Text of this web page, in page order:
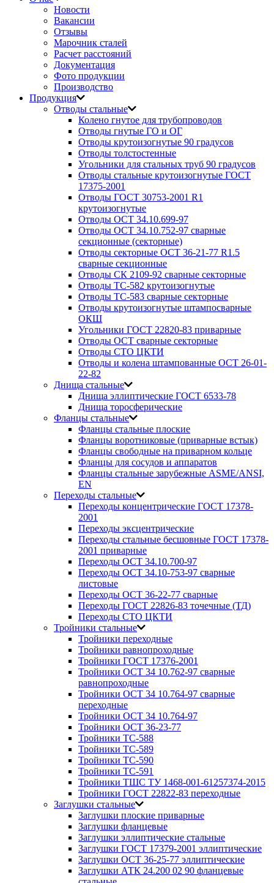
Новости
Вакансии
Отзывы
Марочник сталей
Расчет расстояний
Документация
Фото продукции
Производство
Продукция
Отводы стальные
Колено гнутое для трубопроводов
Отводы гнутые ГО и ОГ
Отводы крутоизогнутые 90 градусов
Отводы толстостенные
Угольники для стальных труб 90 градусов
Отводы стальные крутоизогнутые ГОСТ
17375-2001
Отводы ГОСТ 30753-2001 R1
крутоизогнутые
Отводы ОСТ 34.10.699-97
Отводы ОСТ 34.10.752-97 сварные
секционные (секторные)
Отводы секторные ОСТ 36-21-77 R1.5
сварные секционные
Отводы СК 2109-92 сварные секторные
Отводы ТС-582 крутоизогнутые
Отводы ТС-583 сварные секторные
Отводы крутоизогнутые штампосварные
ОКШ
Угольники ГОСТ 22820-83 приварные
Отводы ОСТ сварные секторные
Отводы СТО ЦКТИ
Отводы и колена штампованные ОСТ 26-01-
22-82
Днища стальные
Днища эллиптические ГОСТ 6533-78
Днища торосферические
Фланцы стальные
Фланцы стальные плоские
Фланцы воротниковые (приварные встык)
Фланцы свободные на приварном кольце
Фланцы для сосудов и аппаратов
Фланцы стальные зарубежные ASME/ANSI,
EN
Переходы стальные
Переходы концентрические ГОСТ 17378-
2001
Переходы эксцентрические
Переходы стальные бесшовные ГОСТ 17378-
2001 приварные
Переходы ОСТ 34.10.700-97
Переходы ОСТ 34.10-753-97 сварные
листовые
Переходы ОСТ 36-22-77 сварные
Переходы ГОСТ 22826-83 точечные (ТД)
Переходы СТО ЦКТИ
Тройники стальные
Тройники переходные
Тройники равнопроходные
Тройники ГОСТ 17376-2001
Тройники ОСТ 34 10.762-97 сварные
равнопроходные
Тройники ОСТ 34 10.764-97 сварные
переходные
Тройники ОСТ 34 10.764-97
Тройники ОСТ 36-23-77
Тройники ТС-588
Тройники ТС-589
Тройники ТС-590
Тройники ТС-591
Тройники ТШС ТУ 1468-001-61257374-2015
Тройники ГОСТ 22822-83 переходные
Заглушки стальные
Заглушки плоские приварные
Заглушки фланцевые
Заглушки эллиптические стальные
Заглушки ГОСТ 17379-2001 эллиптические
Заглушки ОСТ 36-25-77 эллиптические
Заглушки АТК 24.200 02 90 фланцевые